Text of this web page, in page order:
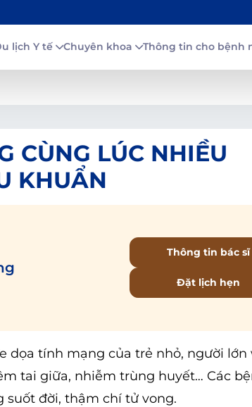
lịch Y tế Chuyên khoa Thông tin cho bệnh
CÙNG LÚC NHIỀU
KHUẨN
Thông tin bác sĩ
Đặt lịch hẹn
dọa tính mạng của trẻ nhỏ, người lớn
tai giữa, nhiễm trùng huyết… Các
suốt đời, thậm chí tử vong.